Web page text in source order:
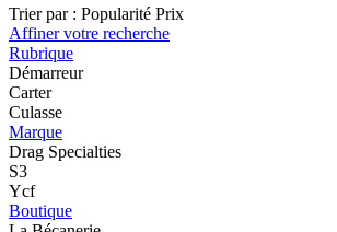
Trier par : Popularité Prix
Affiner votre recherche
Rubrique
Démarreur
Carter
Culasse
Marque
Drag Specialties
S3
Ycf
Boutique